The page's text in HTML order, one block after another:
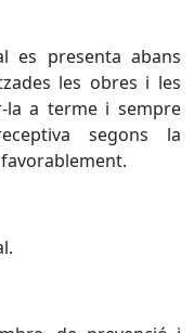
es presenta abans
les obres i les
la a terme i sempre
segons la